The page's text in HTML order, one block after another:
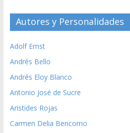
Autores y Personalidades
Adolf Ernst
Andrés Bello
Andrés Eloy Blanco
Antonio José de Sucre
Aristides Rojas
Carmen Delia Bencomo